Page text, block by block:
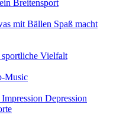
Breitensport
mit Bällen Spaß macht
Vielfalt
Music
Depression